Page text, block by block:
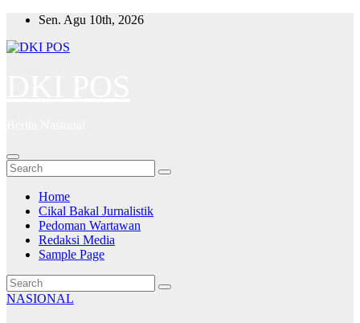
Skip
content
Sen. Agu 10th, 2026
Home
Cikal Bakal Jurnalistik
Pedoman Wartawan
Redaksi Media
Sample Page
NASIONAL